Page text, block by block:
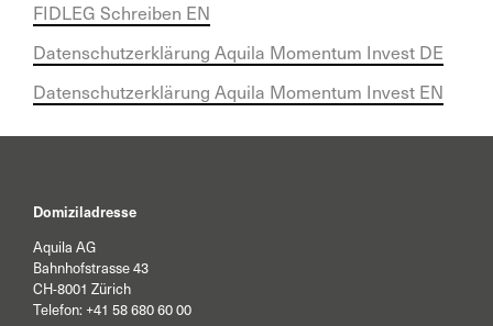
FIDLEG Schreiben EN
Datenschutzerklärung Aquila Momentum Invest DE
Datenschutzerklärung Aquila Momentum Invest EN
Domiziladresse
Aquila AG
Bahnhofstrasse 43
CH-8001 Zürich
Telefon: +41 58 680 60 00